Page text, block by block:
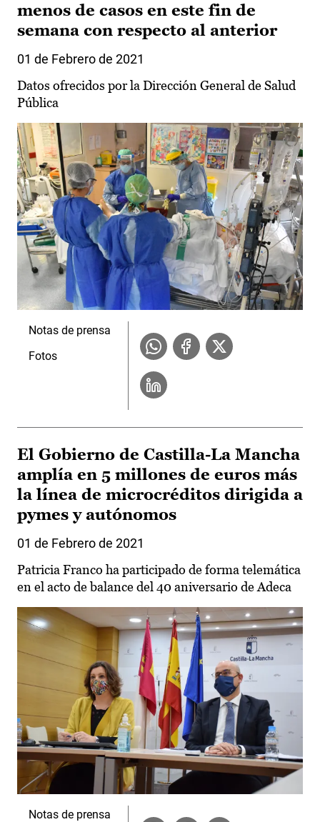
menos de casos en este fin de
semana con respecto al anterior
01 de Febrero de 2021
Datos ofrecidos por la Dirección General de Salud
Pública
Notas de prensa
Fotos
El Gobierno de Castilla-La Mancha
amplía en 5 millones de euros más
la línea de microcréditos dirigida a
pymes y autónomos
01 de Febrero de 2021
Patricia Franco ha participado de forma telemática
en el acto de balance del 40 aniversario de Adeca
Notas de prensa